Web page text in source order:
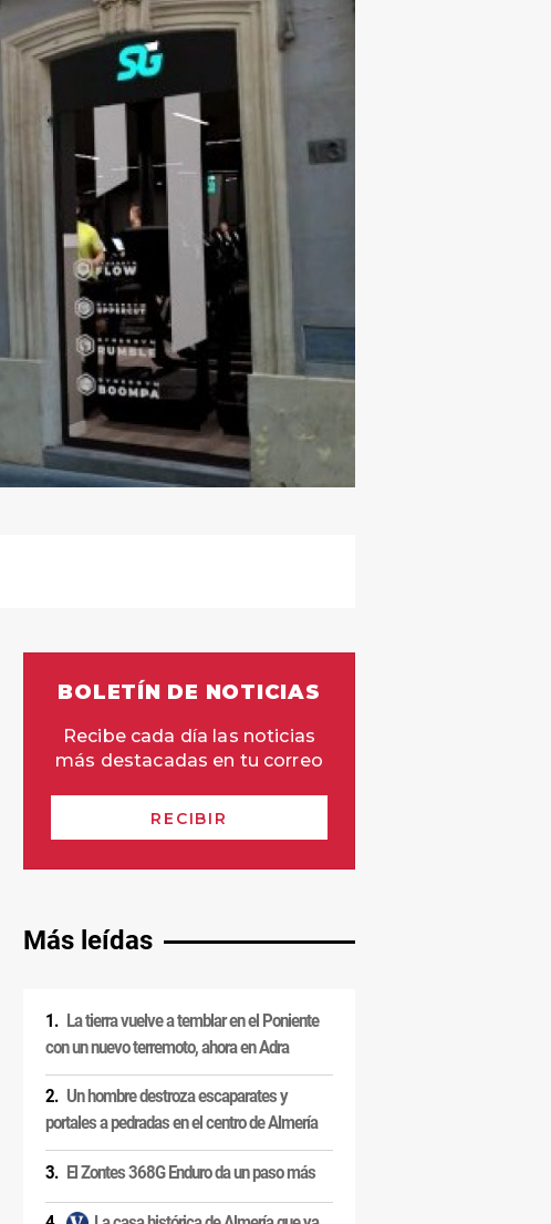
Más leídas
La tierra vuelve a temblar en el Poniente
con un nuevo terremoto, ahora en Adra
Un hombre destroza escaparates y
portales a pedradas en el centro de Almería
El Zontes 368G Enduro da un paso más